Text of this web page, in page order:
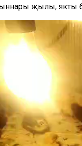
җылы, якты